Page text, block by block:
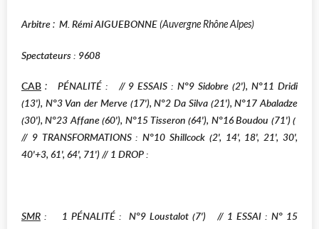
Arbitre: M. Rémi AIGUEBONNE(Auvergne Rhône Alpes)
Spectateurs : 9608
CAB :
PÉNALITÉ : // 9 ESSAIS : N°9 Sidobre (2'), N°11 Dridi
(13'), N°3 Van der Merve (17'), N°2 Da Silva (21'), N°17 Abaladze
(30'), N°23 Affane (60'), N°15 Tisseron (64'), N°16 Boudou (71') (
// 9 TRANSFORMATIONS : N°10 Shillcock (2', 14', 18', 21', 30',
40'+3, 61', 64', 71')// 1 DROP :
SMR : 1 PÉNALITÉ : N°9 Loustalot (7') // 1 ESSAI : N° 15